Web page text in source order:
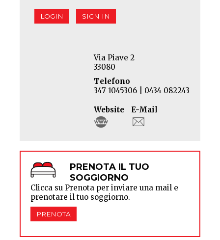
LOGIN SIGN IN
Via Piave 2
33080
Telefono
347 1045306 | 0434 082243
Website E-Mail
PRENOTA IL TUO
SOGGIORNO
Clicca su Prenota per inviare una mail e
prenotare il tuo soggiorno.
PRENOTA